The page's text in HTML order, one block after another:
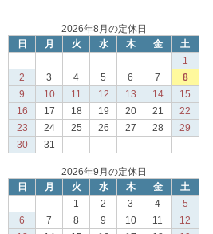
2026年8月の定休日
日
月 火 水 木 金
土
1
2
3 4 5 6 7
8
9
10 11 12 13 14
15
16
17 18 19 20 21
22
23
24 25 26 27 28
29
30
31
2026年9月の定休日
日
月 火 水 木 金
土
1
2 3 4
5
6
7 8 9 10 11
12